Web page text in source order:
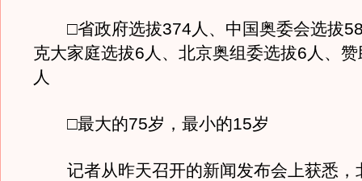
□省政府选拔374人、中国奥委会选拔
克大家庭选拔6人、北京奥组委选拔6人、
人
□最大的75岁，最小的15岁
记者从昨天召开的新闻发布会上获悉，